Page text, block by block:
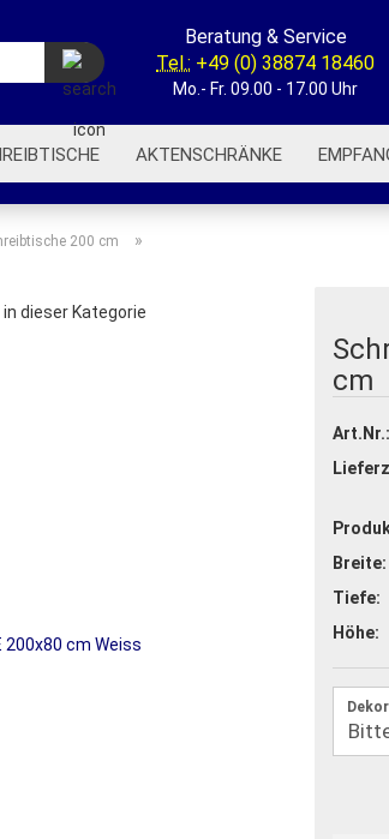
Suche...
Beratung & Service
Tel.: +49 (0) 38874 18460
Mo.- Fr. 09.00 - 17.00 Uhr
AKTENSCHRÄNKE
BÜROWAGEN AKUSTIK-TRENNWÄNDE
200 cm »
dieser Kategorie
cm
Art.Nr.:
Breite:
Tiefe:
Höhe: